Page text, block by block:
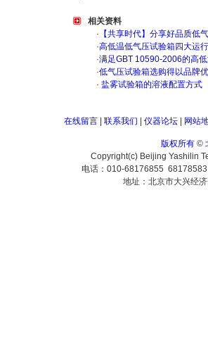
相关资料
· 【共享时代】分享好品质低
·高低温低气压试验箱四大运
·满足GBT 10590-2006的高
·低气压试验箱选购得以品牌
· 盐雾试验箱的溶液配置方式
在线留言| 联系我们 仪器论坛| 网站
版权所有©
Copyright(c) Beijing Yashilin
电话：010-68176855
地址：北京市大兴经